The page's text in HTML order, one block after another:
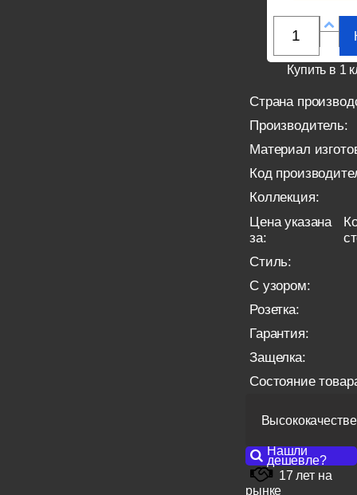
Купить в 1
Страна
Производитель:
Материал
Код
Коллекция:
Цена указана
за:
Стиль:
С узором:
Розетка:
Гарантия:
Защелка:
Состояние
Нашли
дешевле?
17 лет на
рынке